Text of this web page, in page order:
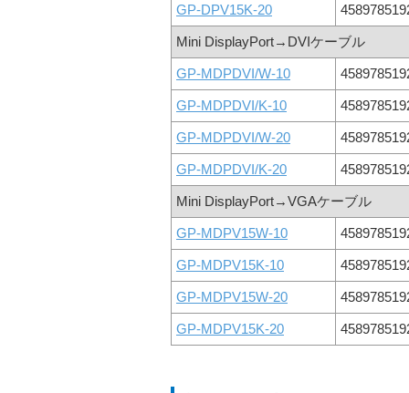
GP-DPV15K-20
Mini DisplayPort→DVIケーブル
GP-MDPDVI/W-10
GP-MDPDVI/K-10
GP-MDPDVI/W-20
GP-MDPDVI/K-20
Mini DisplayPort→VGAケーブル
GP-MDPV15W-10
GP-MDPV15K-10
GP-MDPV15W-20
GP-MDPV15K-20